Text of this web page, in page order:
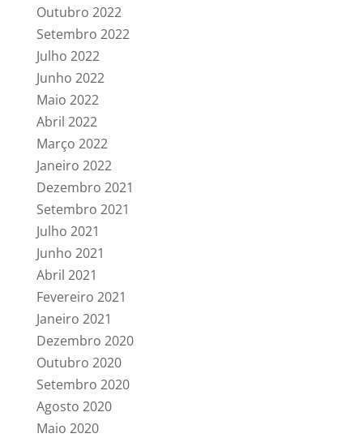
Outubro 2022
Setembro 2022
Julho 2022
Junho 2022
Maio 2022
Abril 2022
Março 2022
Janeiro 2022
Dezembro 2021
Setembro 2021
Julho 2021
Junho 2021
Abril 2021
Fevereiro 2021
Janeiro 2021
Dezembro 2020
Outubro 2020
Setembro 2020
Agosto 2020
Maio 2020